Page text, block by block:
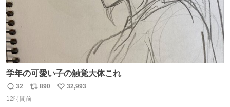
学年の可愛い子の触覚大体これ
返
信
32
リ
ポ
890
い
32,993
12時間前